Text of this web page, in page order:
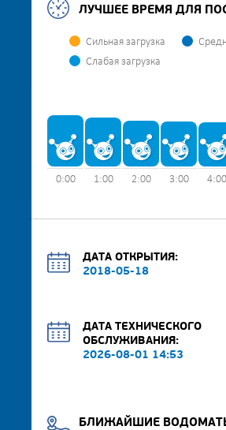
ЛУЧШЕЕ ВРЕМЯ ДЛЯ
Сильная загрузка
Слабая загрузка
0:00 1:00 2:00 3:00 4:00
ДАТА ОТКРЫТИЯ:
2018-05-18
ДАТА ТЕХНИЧЕСКОГО
ОБСЛУЖИВАНИЯ:
2026-08-01 14:53
БЛИЖАЙШИЕ